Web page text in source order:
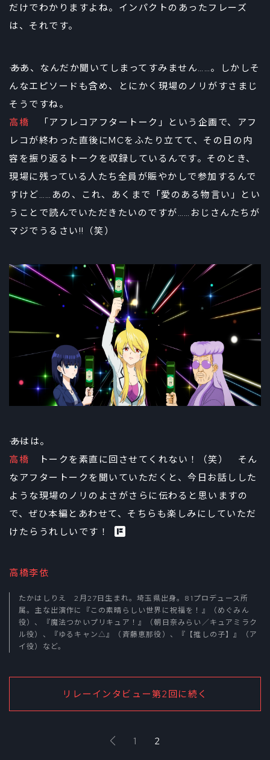
だけでわかりますよね。インパクトのあったフレーズ
は、それです。
――ああ、なんだか聞いてしまってすみません……。しかしそ
んなエピソードも含め、とにかく現場のノリがすさまじ
そうですね。
高橋 「アフレコアフタートーク」という企画で、アフ
レコが終わった直後にMCをふたり立てて、その日の内
容を振り返るトークを収録しているんです。そのとき、
現場に残っている人たち全員が賑やかしで参加するんで
すけど……あの、これ、あくまで「愛のある物言い」とい
うことで読んでいただきたいのですが……おじさんたちが
マジでうるさい!!（笑）
――あはは。
高橋 トークを素直に回させてくれない！（笑） そん
なアフタートークを聞いていただくと、今日お話しした
ような現場のノリのよさがさらに伝わると思いますの
で、ぜひ本編とあわせて、そちらも楽しみにしていただ
けたらうれしいです！
高橋李依
たかはしりえ 2月27日生まれ。埼玉県出身。81プロデュース所
属。主な出演作に『この素晴らしい世界に祝福を！』（めぐみん
役）、『魔法つかいプリキュア！』（朝日奈みらい／キュアミラク
ル役）、『ゆるキャン△』（斉藤恵那役）、『【推しの子】』（ア
イ役）など。
リレーインタビュー第2回に続く
1 2